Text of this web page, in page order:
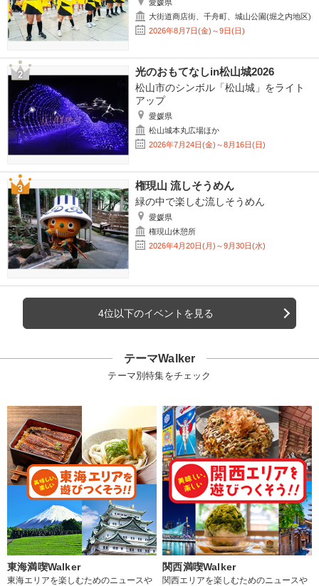
愛媛県
大街道商店街、千舟町、城山公園(堀之内地区)
2026年8月7日(金)～9日(日)
光のおもてなしin松山城2026
松山市のシンボル「松山城」をライト
アップ
愛媛県
松山城本丸広場ほか
2026年7月24日(金)～8月16日(日)
権現山 流しそうめん
緑の中で楽しむ流しそうめん
愛媛県
権現山休憩所
2026年4月20日(月)～9月30日(水)
4位以下のイベントを見る
テーマWalker
テーマ別特集をチェック
東海満喫Walker
東海エリアを楽しむためのニュースや
関西満喫Walker
関西エリアを楽しむためのニュースや